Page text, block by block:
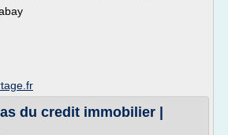
du credit immobilier |